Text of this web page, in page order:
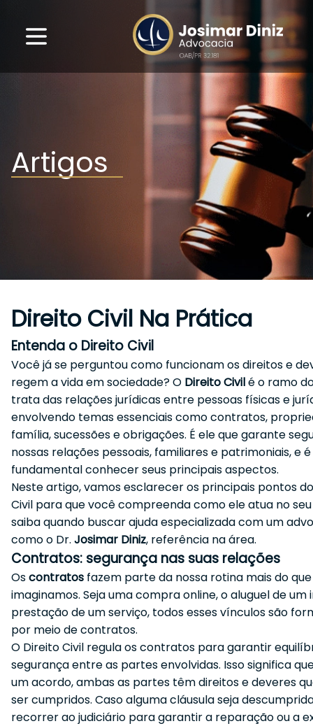
Artigos
Direito Civil Na Prática
Entenda o Direito Civil
Você já se perguntou como funcionam os direitos e
regem a vida em sociedade? O Direito Civilé o ramo
trata das relações jurídicas entre pessoas físicas e
envolvendo temas essenciais como contratos,
família, sucessões e obrigações. É ele que garante
nossas relações pessoais, familiares e patrimoniais, e é
fundamental conhecer seus principais aspectos.
Neste artigo, vamos esclarecer os principais pontos
Civil para que você compreenda como ele atua no seu
saiba quando buscar ajuda especializada com um
como o Dr. Josimar Diniz, referência na área.
Contratos: segurança nas suas relações
Oscontratos fazem parte da nossa rotina mais do que
imaginamos. Seja uma compra online, o aluguel de um
prestação de um serviço, todos esses vínculos são
por meio de contratos.
O Direito Civil regula os contratos para garantir
segurança entre as partes envolvidas. Isso significa
um acordo, ambas as partes têm direitos e deveres
ser cumpridos. Caso alguma cláusula seja
recorrer ao judiciário para garantir a reparação ou a